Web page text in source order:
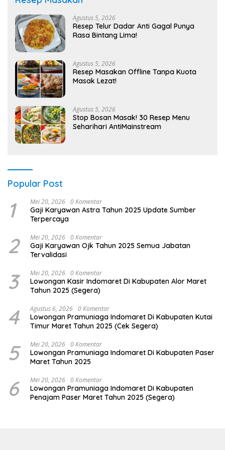
Agustus 5, 2026
Resep Telur Dadar Anti Gagal Punya
Rasa Bintang Lima!
Agustus 5, 2026
Resep Masakan Offline Tanpa Kuota
Masak Lezat!
Agustus 5, 2026
Stop Bosan Masak! 30 Resep Menu
Seharihari AntiMainstream
Popular Post
1 Mei 20, 2026 0 Komentar
Gaji Karyawan Astra Tahun 2025 Update Sumber
Terpercaya
2 Mei 20, 2026 0 Komentar
Gaji Karyawan Ojk Tahun 2025 Semua Jabatan
Tervalidasi
3 Mei 20, 2026 0 Komentar
Lowongan Kasir Indomaret Di Kabupaten Alor Maret
Tahun 2025 (Segera)
4 Agustus 6, 2026 0 Komentar
Lowongan Pramuniaga Indomaret Di Kabupaten Kutai
Timur Maret Tahun 2025 (Cek Segera)
5 Mei 20, 2026 0 Komentar
Lowongan Pramuniaga Indomaret Di Kabupaten Paser
Maret Tahun 2025
6 Mei 20, 2026 0 Komentar
Lowongan Pramuniaga Indomaret Di Kabupaten
Penajam Paser Maret Tahun 2025 (Segera)